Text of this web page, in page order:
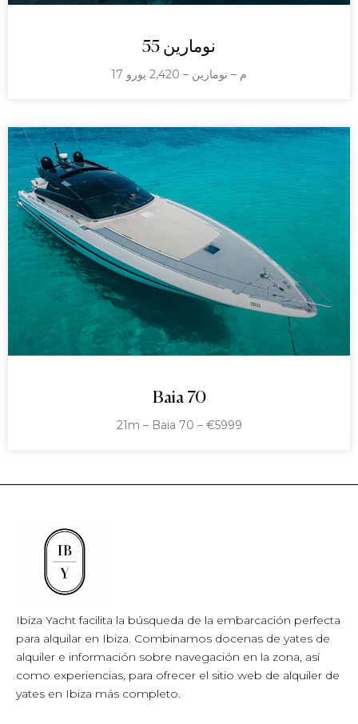
نومارين 55
17 م – نومارين – 2,420 يورو
Baia 70
21m – Baia 70 – €5999
Ibiza Yacht facilita la búsqueda de la embarcación perfecta
para alquilar en Ibiza. Combinamos docenas de yates de
alquiler e información sobre navegación en la zona, así
como experiencias, para ofrecer el sitio web de alquiler de
yates en Ibiza más completo.